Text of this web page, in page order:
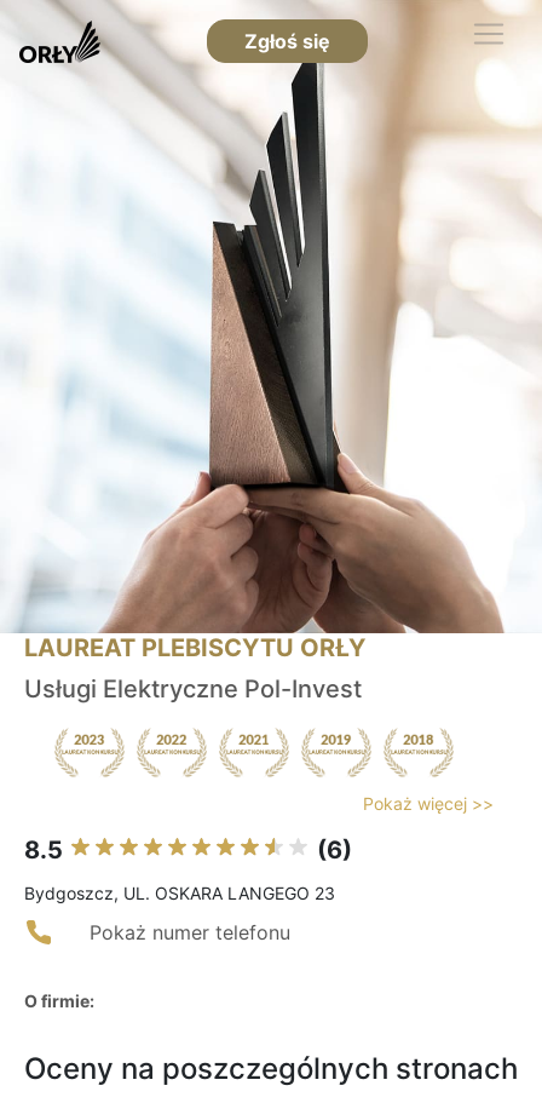
Zgłoś się
LAUREAT PLEBISCYTU ORŁY
Usługi Elektryczne Pol-Invest
Pokaż więcej >>
8.5 (6)
Bydgoszcz, UL. OSKARA LANGEGO 23
Pokaż numer telefonu
O firmie:
Oceny na poszczególnych stronach